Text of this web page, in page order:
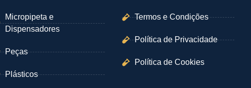
Micropipeta e
Dispensadores
Peças
Plásticos
Termos e Condições
Política de Privacidade
Política de Cookies